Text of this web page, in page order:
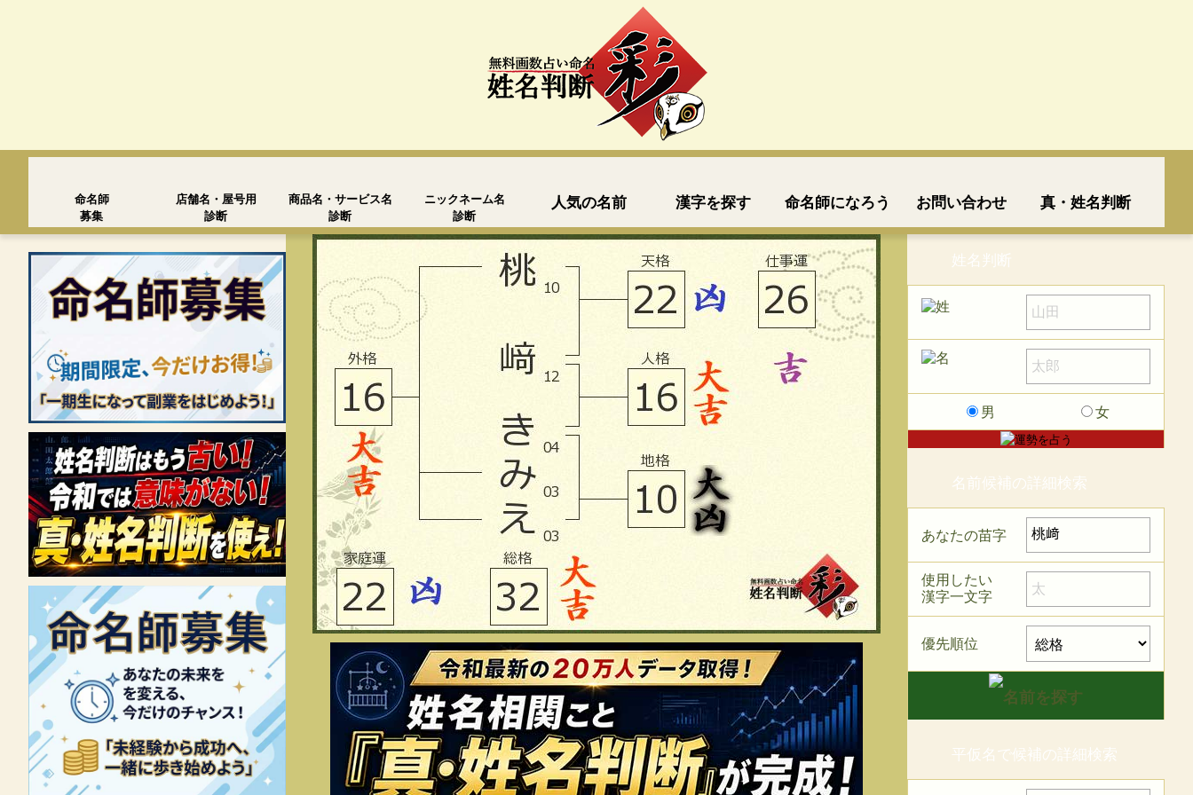
命名師
募集
店舗名・屋号用
診断
商品名・サービス名
診断
ニックネーム名
診断
人気の名前 漢字を探す 命名師になろう お問い合わせ 真・姓名判断
姓名判断
男 女
名前候補の詳細検索
あなたの苗字
使用したい
漢字一文字
優先順位
平仮名で候補の詳細検索